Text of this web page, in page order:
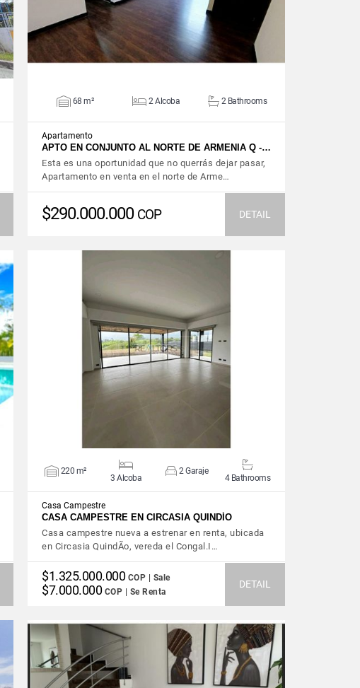
68 m² 2 Alcoba 2 Bathrooms
Apartamento
APTO EN CONJUNTO AL NORTE DE ARMENIA Q -…
Esta es una oportunidad que no querrás dejar pasar,
Apartamento en venta en el norte de Arme…
$290.000.000 COP DETAIL
VIEW DETAILS
220 m²
3 Alcoba
2 Garaje
4 Bathrooms
Casa Campestre
CASA CAMPESTRE EN CIRCASIA QUINDÍO
Casa campestre nueva a estrenar en renta, ubicada
en Circasia QuindÃ­o, vereda el Congal.I…
$1.325.000.000 COP | Sale
$7.000.000 COP | Se Renta
DETAIL